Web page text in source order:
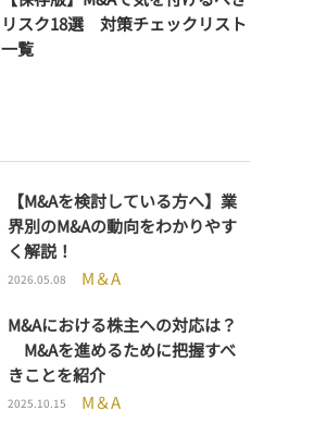
リスク18選 対策チェックリスト
一覧
【M&Aを検討している方へ】業
界別のM&Aの動向をわかりやす
く解説！
2026.05.08 M＆A
M&Aにおける株主への対応は？
M&Aを進めるために把握すべ
きことを紹介
2025.10.15 M＆A